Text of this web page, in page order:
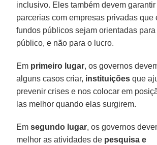
inclusivo. Eles também devem
parcerias com empresas privadas que
fundos públicos sejam orientadas
público, e não para o lucro.
Em primeiro lugar, os governos
alguns casos criar, instituições que
prevenir crises e nos colocar em
las melhor quando elas surgirem.
Emsegundo lugar, os governos
melhor as atividades de pesquisa e